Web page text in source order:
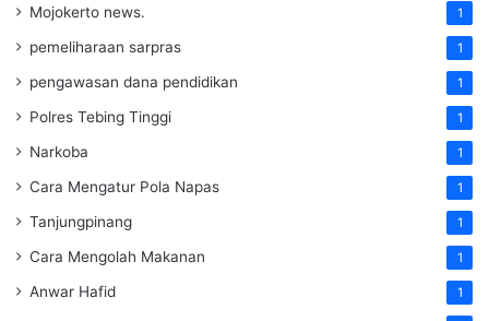
Mojokerto news. 1
pemeliharaan sarpras 1
pengawasan dana pendidikan 1
Polres Tebing Tinggi 1
Narkoba 1
Cara Mengatur Pola Napas 1
Tanjungpinang 1
Cara Mengolah Makanan 1
Anwar Hafid 1